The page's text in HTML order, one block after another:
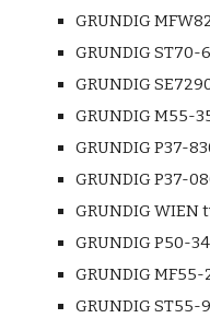
GRUNDIG
GRUNDIG
GRUNDIG
GRUNDIG M55-
GRUNDIG P37-
GRUNDIG P37-
GRUNDIG WIEN
GRUNDIG P50-
GRUNDIG
GRUNDIG